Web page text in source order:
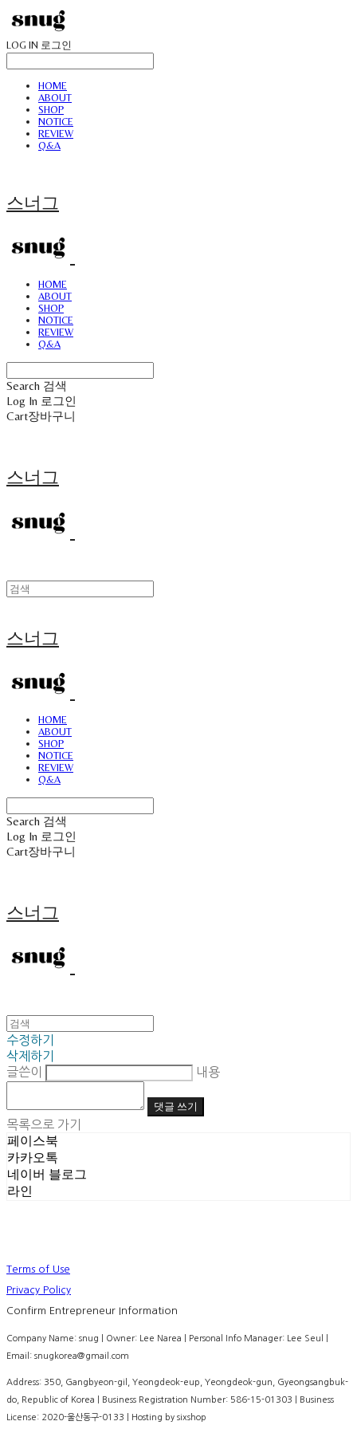
LOG IN 로그인
HOME
ABOUT
SHOP
NOTICE
REVIEW
Q&A
스너그
HOME
ABOUT
SHOP
NOTICE
REVIEW
Q&A
Search 검색
Log In 로그인
Cart장바구니
스너그
스너그
HOME
ABOUT
SHOP
NOTICE
REVIEW
Q&A
Search 검색
Log In 로그인
Cart장바구니
스너그
수정하기
삭제하기
글쓴이
내용
댓글 쓰기
목록으로 가기
페이스북
카카오톡
네이버 블로그
라인
Terms of Use
Privacy Policy
Confirm Entrepreneur Information
Company Name: snug | Owner: Lee Narea | Personal Info Manager: Lee Seul |
Email: snugkorea@gmail.com
Address: 350, Gangbyeon-gil, Yeongdeok-eup, Yeongdeok-gun, Gyeongsangbuk-
do, Republic of Korea | Business Registration Number: 586-15-01303 | Business
License: 2020-울산동구-0133 | Hosting by sixshop